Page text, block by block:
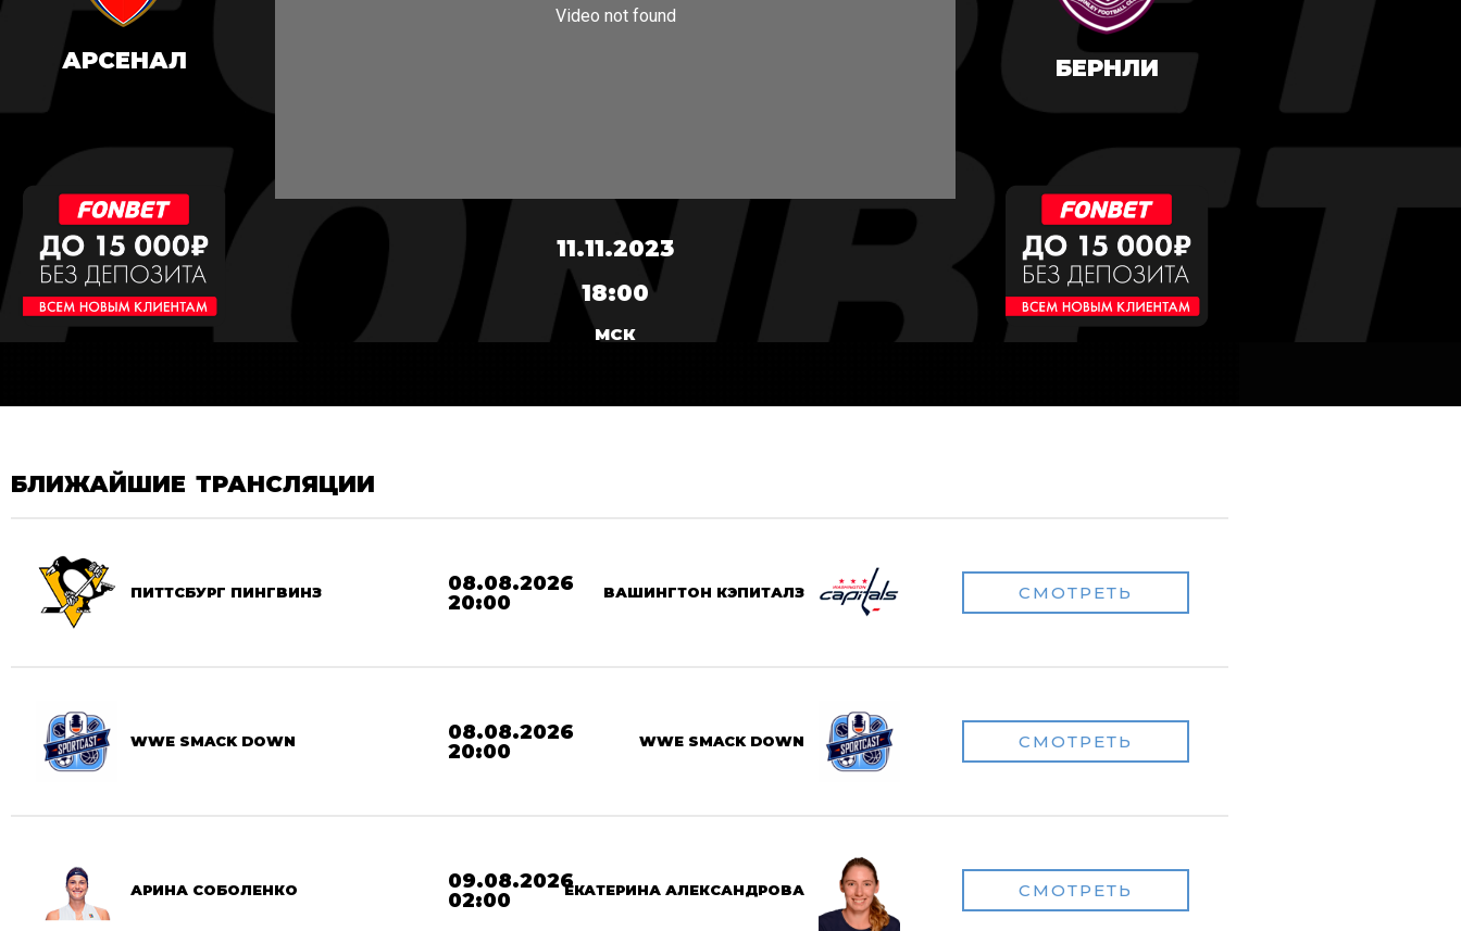
АРСЕНАЛ
11.11.2023
18:00
МСК
БЕРНЛИ
БЛИЖАЙШИЕ ТРАНСЛЯЦИИ
ПИТТСБУРГ ПИНГВИНЗ
08.08.2026
20:00
ВАШИНГТОН КЭПИТАЛЗ СМОТРЕТЬ
WWE SMACK DOWN
08.08.2026
20:00
WWE SMACK DOWN СМОТРЕТЬ
АРИНА СОБОЛЕНКО
09.08.2026
02:00
ЕКАТЕРИНА АЛЕКСАНДРОВА СМОТРЕТЬ